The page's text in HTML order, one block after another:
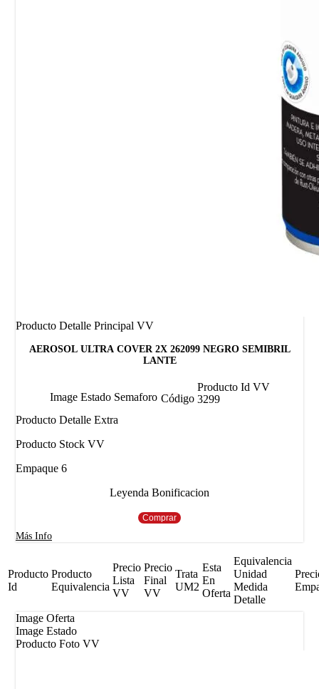
Producto Detalle Principal VV
AEROSOL ULTRA COVER 2X 262099 NEGRO SEMIBRIL
LANTE
Image Estado Semaforo Código
Producto Id VV
3299
Producto Detalle Extra
Producto Stock VV
Empaque 6
Leyenda Bonificacion
Comprar
Más Info
Producto
Id
Producto
Equivalencia
Precio
Lista
VV
Precio
Final
VV
Trata
UM2
Esta
En
Oferta
Equivalencia
Unidad
Medida
Detalle
Image Oferta
Image Estado
Producto Foto VV